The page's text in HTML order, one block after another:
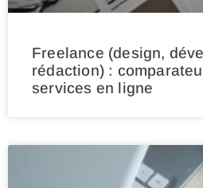
Freelance (design,
rédaction) :
services en ligne